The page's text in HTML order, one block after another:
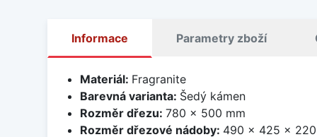
Informace Parametry zboží
Materiál: Fragranite
Barevná varianta: Šedý kámen
Rozměr dřezu: 780 x 500 mm
Rozměr dřezové nádoby: 490 x 425 x 220